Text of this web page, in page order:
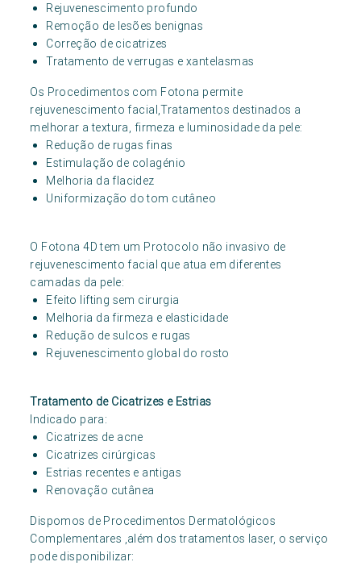
Rejuvenescimento profundo
Remoção de lesões benignas
Correção de cicatrizes
Tratamento de verrugas e xantelasmas
Os Procedimentos com Fotona permite
rejuvenescimento facial,Tratamentos destinados a
melhorar a textura, firmeza e luminosidade da pele:
Redução de rugas finas
Estimulação de colagénio
Melhoria da flacidez
Uniformização do tom cutâneo
O Fotona 4D tem um Protocolo não invasivo de
rejuvenescimento facial que atua em diferentes
camadas da pele:
Efeito lifting sem cirurgia
Melhoria da firmeza e elasticidade
Redução de sulcos e rugas
Rejuvenescimento global do rosto
Tratamento de Cicatrizes e Estrias
Indicado para:
Cicatrizes de acne
Cicatrizes cirúrgicas
Estrias recentes e antigas
Renovação cutânea
Dispomos de Procedimentos Dermatológicos
Complementares ,além dos tratamentos laser, o serviço
pode disponibilizar: